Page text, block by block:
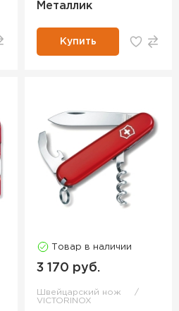
Металлик
Купить
Товар в наличии
3 170 руб.
Швейцарский нож
VICTORINOX